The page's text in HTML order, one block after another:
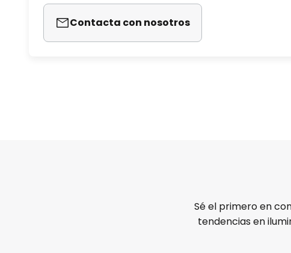
Contacta con nosotros
Sé el primero en
tendencias en